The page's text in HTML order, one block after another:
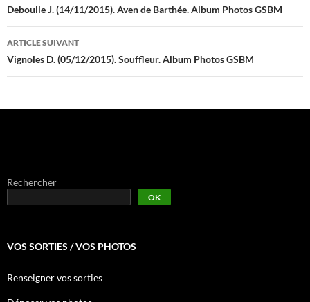
des
articles
Deboulle J. (14/11/2015). Aven de Barthée. Album Photos GSBM
ARTICLE SUIVANT
Vignoles D. (05/12/2015). Souffleur. Album Photos GSBM
Rechercher
OK
VOS SORTIES / VOS PHOTOS
Renseigner vos sorties